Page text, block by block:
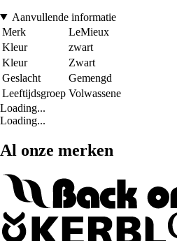
Aanvullende informatie
Merk
LeMieux
Kleur
zwart
Kleur
Zwart
Geslacht
Gemengd
Leeftijdsgroep Volwassene
Loading...
Loading...
Al onze merken